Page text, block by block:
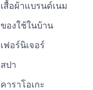
เสื้อผ้าแบรนด์เนม
ของใช้ในบ้าน
เฟอร์นิเจอร์
สปา
คาราโอเกะ